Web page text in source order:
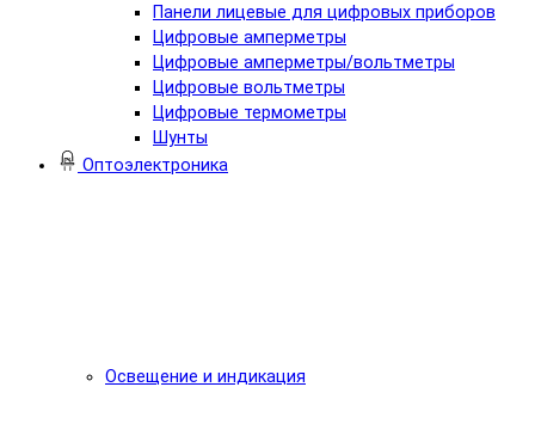
Панели лицевые для цифровых приборов
Цифровые амперметры
Цифровые амперметры/вольтметры
Цифровые вольтметры
Цифровые термометры
Шунты
Оптоэлектроника
Освещение и индикация